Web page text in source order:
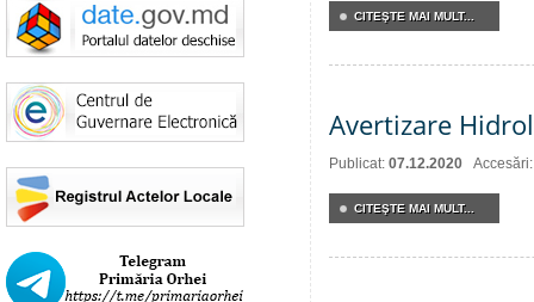
CITEŞTE MAI MULT...
Avertizare
Publicat: 07.12.2020
CITEŞTE MAI MULT...